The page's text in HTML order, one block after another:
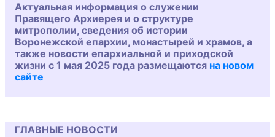
Актуальная информация о служении
Правящего Архиерея и о структуре
митрополии, сведения об истории
Воронежской епархии, монастырей и храмов, а
также новости епархиальной и приходской
жизни с 1 мая 2025 года размещаются на новом
сайте
ГЛАВНЫЕ НОВОСТИ